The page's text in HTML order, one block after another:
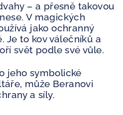
– a přesně takovou
V magických
jako ochranný
Je to kov válečníků a
svět podle své vůle.
jeho symbolické
může Beranovi
a síly.